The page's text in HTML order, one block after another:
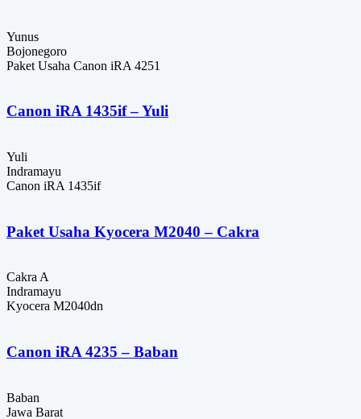
Yunus
Bojonegoro
Paket Usaha Canon iRA 4251
Canon iRA 1435if – Yuli
Yuli
Indramayu
Canon iRA 1435if
Paket Usaha Kyocera M2040 – Cakra
Cakra A
Indramayu
Kyocera M2040dn
Canon iRA 4235 – Baban
Baban
Jawa Barat